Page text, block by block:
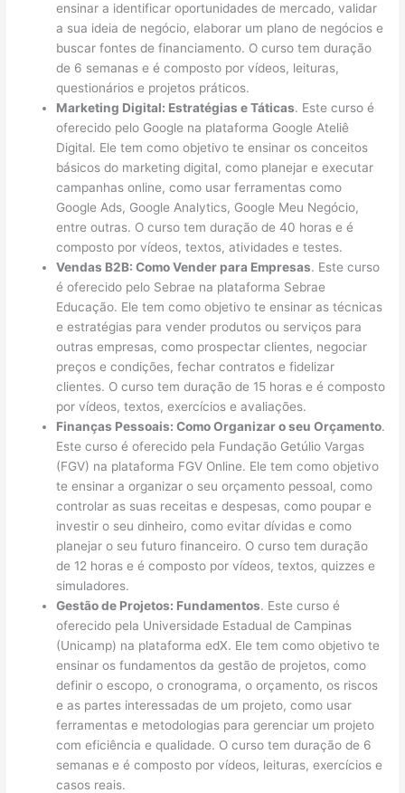
ensinar a identificar oportunidades de mercado, validar
a sua ideia de negócio, elaborar um plano de negócios e
buscar fontes de financiamento. O curso tem duração
de 6 semanas e é composto por vídeos, leituras,
questionários e projetos práticos.
Marketing Digital: Estratégias e Táticas. Este curso é
oferecido pelo Google na plataforma Google Ateliê
Digital. Ele tem como objetivo te ensinar os conceitos
básicos do marketing digital, como planejar e executar
campanhas online, como usar ferramentas como
Google Ads, Google Analytics, Google Meu Negócio,
entre outras. O curso tem duração de 40 horas e é
composto por vídeos, textos, atividades e testes.
Vendas B2B: Como Vender para Empresas. Este curso
é oferecido pelo Sebrae na plataforma Sebrae
Educação. Ele tem como objetivo te ensinar as técnicas
e estratégias para vender produtos ou serviços para
outras empresas, como prospectar clientes, negociar
preços e condições, fechar contratos e fidelizar
clientes. O curso tem duração de 15 horas e é composto
por vídeos, textos, exercícios e avaliações.
Finanças Pessoais: Como Organizar o seu Orçamento.
Este curso é oferecido pela Fundação Getúlio Vargas
(FGV) na plataforma FGV Online. Ele tem como objetivo
te ensinar a organizar o seu orçamento pessoal, como
controlar as suas receitas e despesas, como poupar e
investir o seu dinheiro, como evitar dívidas e como
planejar o seu futuro financeiro. O curso tem duração
de 12 horas e é composto por vídeos, textos, quizzes e
simuladores.
Gestão de Projetos: Fundamentos. Este curso é
oferecido pela Universidade Estadual de Campinas
(Unicamp) na plataforma edX. Ele tem como objetivo te
ensinar os fundamentos da gestão de projetos, como
definir o escopo, o cronograma, o orçamento, os riscos
e as partes interessadas de um projeto, como usar
ferramentas e metodologias para gerenciar um projeto
com eficiência e qualidade. O curso tem duração de 6
semanas e é composto por vídeos, leituras, exercícios e
casos reais.